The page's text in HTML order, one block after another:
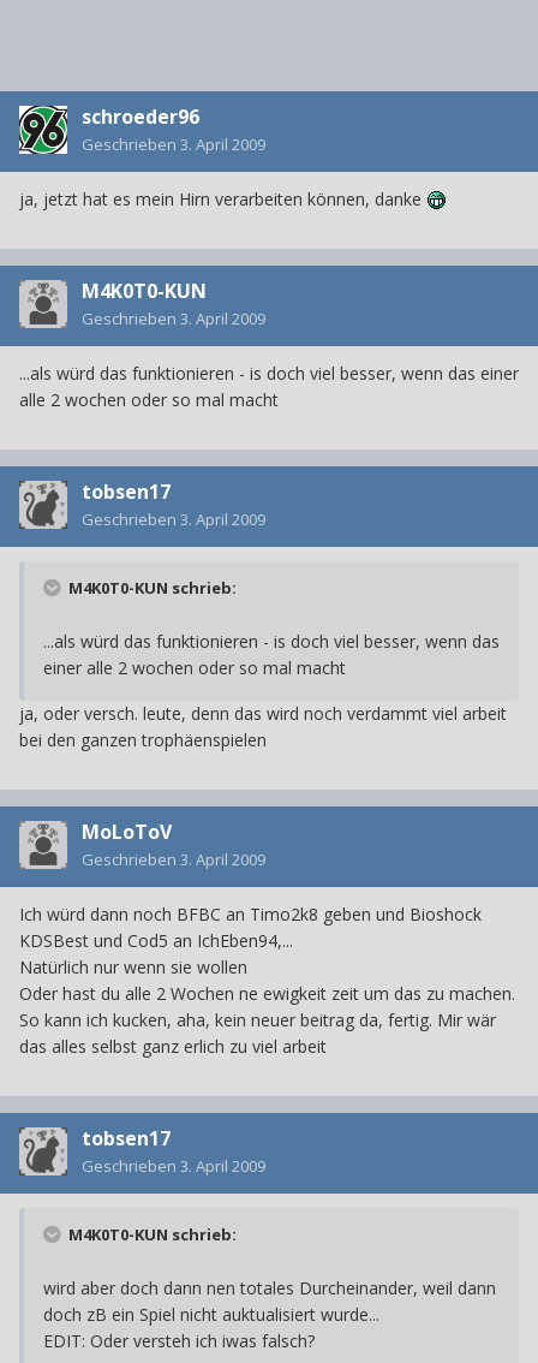
schroeder96
Geschrieben 3. April 2009
ja, jetzt hat es mein Hirn verarbeiten können, danke
M4K0T0-KUN
Geschrieben 3. April 2009
...als würd das funktionieren - is doch viel besser, wenn das einer
alle 2 wochen oder so mal macht
tobsen17
Geschrieben 3. April 2009
M4K0T0-KUN schrieb:
...als würd das funktionieren - is doch viel besser, wenn das
einer alle 2 wochen oder so mal macht
ja, oder versch. leute, denn das wird noch verdammt viel arbeit
bei den ganzen trophäenspielen
MoLoToV
Geschrieben 3. April 2009
Ich würd dann noch BFBC an Timo2k8 geben und Bioshock
KDSBest und Cod5 an IchEben94,...
Natürlich nur wenn sie wollen
Oder hast du alle 2 Wochen ne ewigkeit zeit um das zu machen.
So kann ich kucken, aha, kein neuer beitrag da, fertig. Mir wär
das alles selbst ganz erlich zu viel arbeit
tobsen17
Geschrieben 3. April 2009
M4K0T0-KUN schrieb:
wird aber doch dann nen totales Durcheinander, weil dann
doch zB ein Spiel nicht auktualisiert wurde...
EDIT: Oder versteh ich iwas falsch?